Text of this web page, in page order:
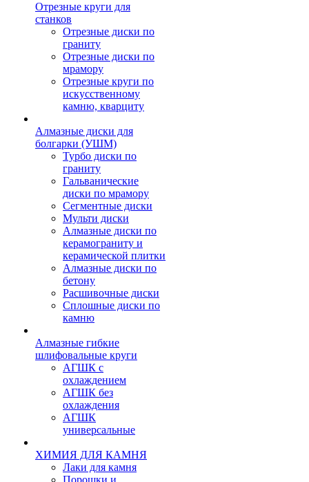
Отрезные круги для
станков
Отрезные диски по
граниту
Отрезные диски по
мрамору
Отрезные круги по
искусственному
камню, кварциту
Алмазные диски для
болгарки (УШМ)
Турбо диски по
граниту
Гальванические
диски по мрамору
Сегментные диски
Мульти диски
Алмазные диски по
керамограниту и
керамической плитки
Алмазные диски по
бетону
Расшивочные диски
Сплошные диски по
камню
Алмазные гибкие
шлифовальные круги
АГШК с
охлаждением
АГШК без
охлаждения
АГШК
универсальные
ХИМИЯ ДЛЯ КАМНЯ
Лаки для камня
Порошки и